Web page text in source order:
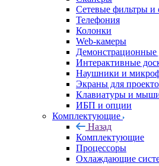
Сетевые фильтры и
Телефония
Колонки
Web-камеры
Демонстрационные
Интерактивные
Наушники и
Экраны для
Клавиатуры и
ИБП и опции
Комплектующие
Назад
Комплектующие
Процессоры
Охлаждающие